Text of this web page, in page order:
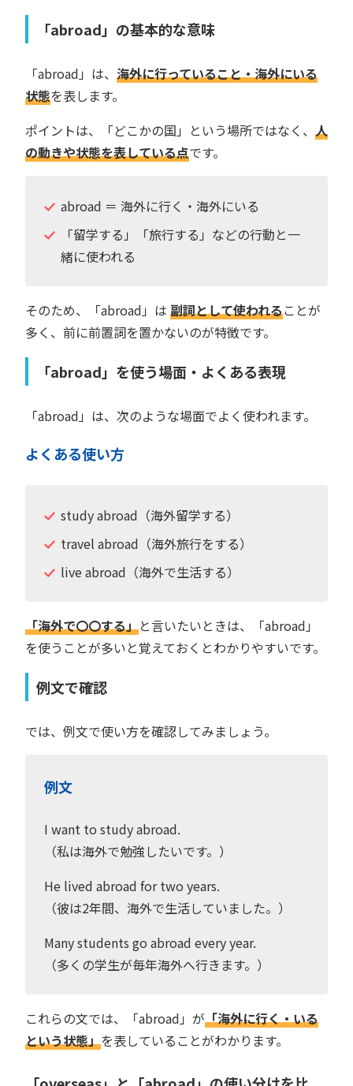
「abroad」の基本的な意味
「abroad」は、 海外に行っていること・海外にいる
状態を表します。
ポイントは、「どこかの国」という場所ではなく、 人
の動きや状態を表している点です。
abroad ＝ 海外に行く・海外にいる
「留学する」「旅行する」などの行動と一
緒に使われる
そのため、「abroad」は 副詞として使われることが
多く、前に前置詞を置かないのが特徴です。
「abroad」を使う場面・よくある表現
「abroad」は、次のような場面でよく使われます。
よくある使い方
study abroad（海外留学する）
travel abroad（海外旅行をする）
live abroad（海外で生活する）
「海外で〇〇する」と言いたいときは、「abroad」
を使うことが多いと覚えておくとわかりやすいです。
例文で確認
では、例文で使い方を確認してみましょう。
例文
I want to study abroad.
（私は海外で勉強したいです。）
He lived abroad for two years.
（彼は2年間、海外で生活していました。）
Many students go abroad every year.
（多くの学生が毎年海外へ行きます。）
これらの文では、「abroad」が「海外に行く・いる
という状態」を表していることがわかります。